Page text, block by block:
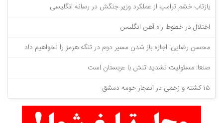
بازتاب خشم ترامپ از عملکرد وزیر جنگش در رسانه انگلیسی
اختلال در خطوط راه آهن انگلیس
محسن رضایی: اجازه باز شدن مسیر دوم در تنگه هرمز را نخواهیم داد
صنعا: مسئولیت تشدید تنش با عربستان است
۱۵ کشته و زخمی در انفجار حومه دمشق